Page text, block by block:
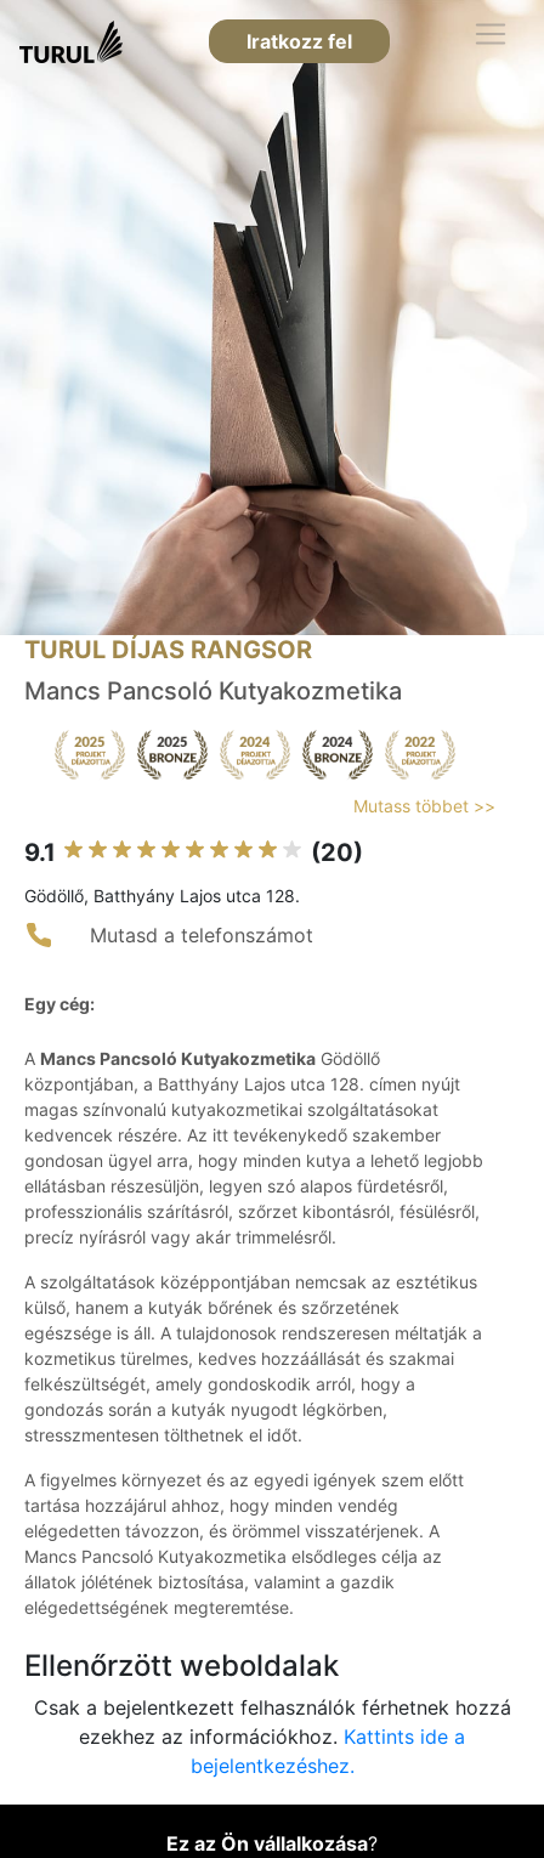
Iratkozz fel
TURUL DÍJAS RANGSOR
Mancs Pancsoló Kutyakozmetika
Mutass többet >>
9.1 (20)
Gödöllő, Batthyány Lajos utca 128.
Mutasd a telefonszámot
Egy cég:
A Mancs Pancsoló Kutyakozmetika Gödöllő
központjában, a Batthyány Lajos utca 128. címen nyújt
magas színvonalú kutyakozmetikai szolgáltatásokat
kedvencek részére. Az itt tevékenykedő szakember
gondosan ügyel arra, hogy minden kutya a lehető legjobb
ellátásban részesüljön, legyen szó alapos fürdetésről,
professzionális szárításról, szőrzet kibontásról, fésülésről,
precíz nyírásról vagy akár trimmelésről.
A szolgáltatások középpontjában nemcsak az esztétikus
külső, hanem a kutyák bőrének és szőrzetének
egészsége is áll. A tulajdonosok rendszeresen méltatják a
kozmetikus türelmes, kedves hozzáállását és szakmai
felkészültségét, amely gondoskodik arról, hogy a
gondozás során a kutyák nyugodt légkörben,
stresszmentesen tölthetnek el időt.
A figyelmes környezet és az egyedi igények szem előtt
tartása hozzájárul ahhoz, hogy minden vendég
elégedetten távozzon, és örömmel visszatérjenek. A
Mancs Pancsoló Kutyakozmetika elsődleges célja az
állatok jólétének biztosítása, valamint a gazdik
elégedettségének megteremtése.
Ellenőrzött weboldalak
Csak a bejelentkezett felhasználók férhetnek hozzá
ezekhez az információkhoz. Kattints ide a
bejelentkezéshez.
Ez az Ön vállalkozása?